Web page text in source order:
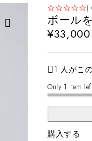
(
ボール
¥33,000
1 人がこ
Only 1 item
数
購入する